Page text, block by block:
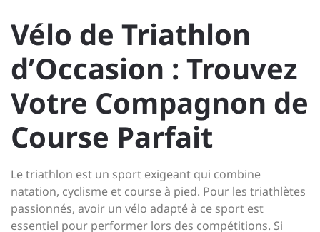
Vélo de Triathlon
d’Occasion : Trouvez
Votre Compagnon de
Course Parfait
Le triathlon est un sport exigeant qui combine
natation, cyclisme et course à pied. Pour les triathlètes
passionnés, avoir un vélo adapté à ce sport est
essentiel pour performer lors des compétitions. Si